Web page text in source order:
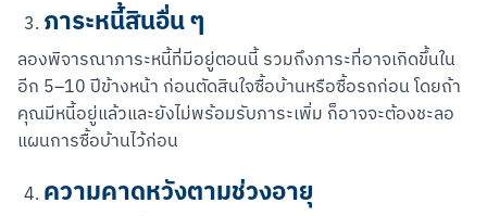
ภาระหนี้สินอื่น ๆ
ลองพิจารณาภาระหนี้ที่มีอยู่ตอนนี้ รวมถึงภาระที่อาจเกิดขึ้นใน
อีก 5–10 ปีข้างหน้า ก่อนตัดสินใจซื้อบ้านหรือซื้อรถก่อน โดยถ้า
คุณมีหนี้อยู่แล้วและยังไม่พร้อมรับภาระเพิ่ม ก็อาจจะต้องชะลอ
แผนการซื้อบ้านไว้ก่อน
ความคาดหวังตามช่วงอายุ